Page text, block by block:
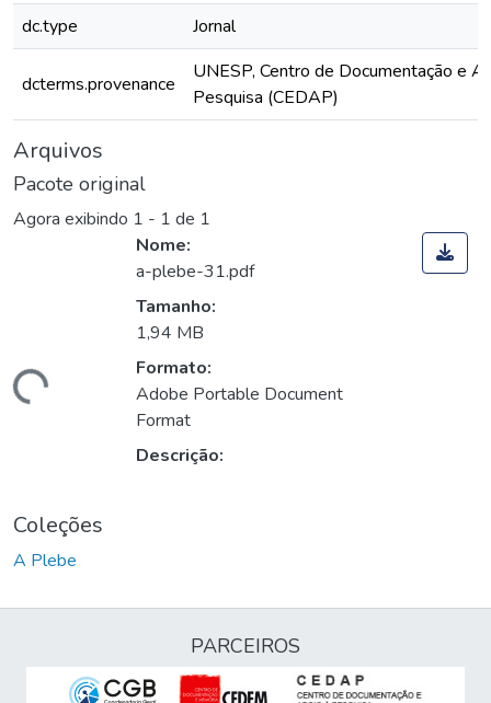
dc.type
Jornal
dcterms.provenance
UNESP, Centro de Documentação e
Pesquisa (CEDAP)
Arquivos
Pacote original
Agora exibindo 1 - 1 de 1
Nome:
a-plebe-31.pdf
Tamanho:
1,94 MB
Formato:
Adobe Portable Document
Format
Descrição:
Coleções
A Plebe
PARCEIROS